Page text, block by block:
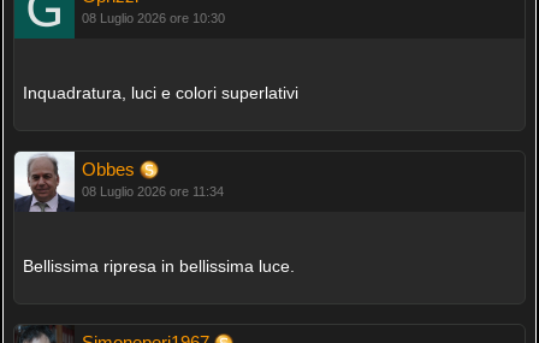
08 Luglio 2026 ore 10:30
Inquadratura, luci e colori superlativi
Obbes
08 Luglio 2026 ore 11:34
Bellissima ripresa in bellissima luce.